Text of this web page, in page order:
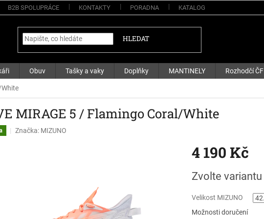
B2B SPOLUPRÁCE KONTAKTY PORADNA KATALOG
HLEDAT
Obuv Tašky a vaky Doplňky MANTINELY Rozhodčí ČF
White
MIRAGE 5 / Flamingo Coral/White
Značka: MIZUNO
4 190 Kč
cena:
Zvolte variantu
Velikost MIZUNO
Možnosti doručení